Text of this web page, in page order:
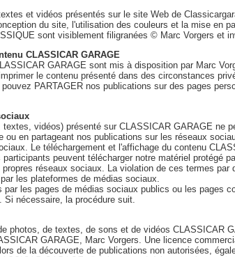
et vidéos présentés sur le site Web de
du site, l'utilisation des couleurs et la mise en
sont visiblement filigranées © Marc Vorgers et
CLASSICAR GARAGE
GARAGE sont mis à disposition par Marc
le contenu présenté dans des circonstances
PARTAGER nos publications sur des pages
textes, vidéos) présenté sur CLASSICAR GARAGE
ou en partageant nos publications sur les réseaux
Le téléchargement et l'affichage du contenu
peuvent télécharger notre matériel protégé
propres réseaux sociaux. La violation de ces termes
les plateformes de médias sociaux.
par les pages de médias sociaux publics ou les
Si nécessaire, la procédure suit.
photos, de textes, de sons et de vidéos CLASSICAR
GARAGE, Marc Vorgers. Une licence
de la découverte de publications non autorisées,